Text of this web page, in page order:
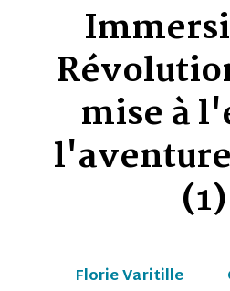
mise à
(1)
Florie Varitille